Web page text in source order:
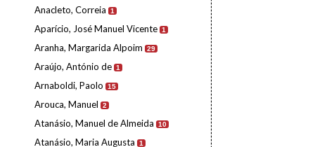
Anacleto, Correia 1
Aparício, José Manuel Vicente 1
Aranha, Margarida Alpoim 29
Araújo, António de 1
Arnaboldi, Paolo 15
Arouca, Manuel 2
Atanásio, Manuel de Almeida 10
Atanásio, Maria Augusta 1